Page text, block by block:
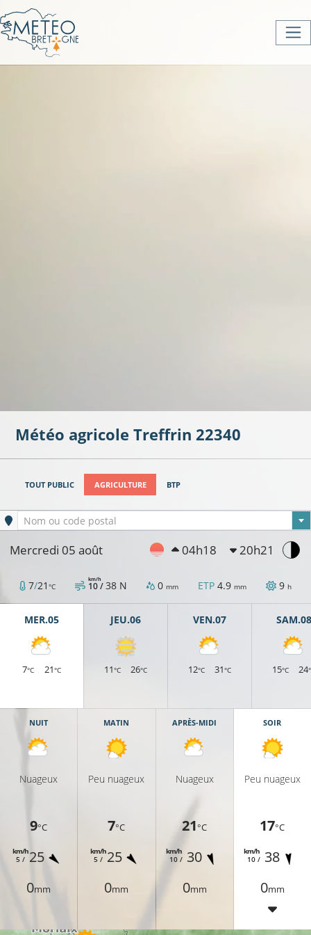
Météo agricole Treffrin 22340
TOUT PUBLIC AGRICULTURE BTP
Ville sélectionnée
Nom ou code postal
Mercredi 05 août 04h18 20h21
7/21°C 10 /
km/h 38 N 0 mm ETP4.9 mm 9 h
MER.05
7°C 21°C
JEU.06
11°C 26°C
VEN.07
12°C 31°C
SAM.08
15°C 24
NUIT
Nuageux
9°C
5 /
km/h25
0mm
MATIN
Peu nuageux
7°C
5 /
km/h25
0mm
APRÈS-MIDI
Nuageux
21°C
10 /
km/h 30
0mm
SOIR
Peu nuageux
17°C
10 /
km/h 38
0mm